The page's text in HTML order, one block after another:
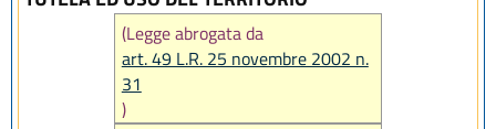
(Legge abrogata da
art. 49 L.R. 25 novembre 2002 n.
31
)